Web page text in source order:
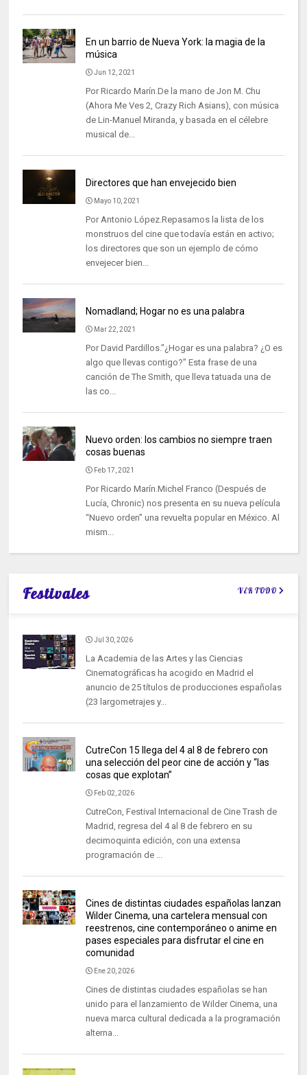
En un barrio de Nueva York: la magia de la
música
Jun 12, 2021
Por Ricardo Marín.De la mano de Jon M. Chu
(Ahora Me Ves 2, Crazy Rich Asians), con música
de Lin-Manuel Miranda, y basada en el célebre
musical de...
Directores que han envejecido bien
Mayo 10, 2021
Por Antonio López.Repasamos la lista de los
monstruos del cine que todavía están en activo;
los directores que son un ejemplo de cómo
envejecer bien...
Nomadland; Hogar no es una palabra
Mar 22, 2021
Por David Pardillos."¿Hogar es una palabra? ¿O es
algo que llevas contigo?" Esta frase de una
canción de The Smith, que lleva tatuada una de
las co...
Nuevo orden: los cambios no siempre traen
cosas buenas
Feb 17, 2021
Por Ricardo Marín.Michel Franco (Después de
Lucía, Chronic) nos presenta en su nueva película
“Nuevo orden” una revuelta popular en México. Al
mism...
Festivales VER TODO
Jul 30, 2026
La Academia de las Artes y las Ciencias
Cinematográficas ha acogido en Madrid el
anuncio de 25 títulos de producciones españolas
(23 largometrajes y...
CutreCon 15 llega del 4 al 8 de febrero con
una selección del peor cine de acción y “las
cosas que explotan”
Feb 02, 2026
CutreCon, Festival Internacional de Cine Trash de
Madrid, regresa del 4 al 8 de febrero en su
decimoquinta edición, con una extensa
programación de ...
Cines de distintas ciudades españolas lanzan
Wilder Cinema, una cartelera mensual con
reestrenos, cine contemporáneo o anime en
pases especiales para disfrutar el cine en
comunidad
Ene 20, 2026
Cines de distintas ciudades españolas se han
unido para el lanzamiento de Wilder Cinema, una
nueva marca cultural dedicada a la programación
alterna...